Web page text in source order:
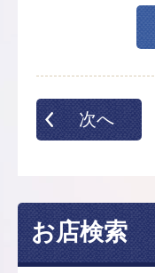
次へ
お店検索